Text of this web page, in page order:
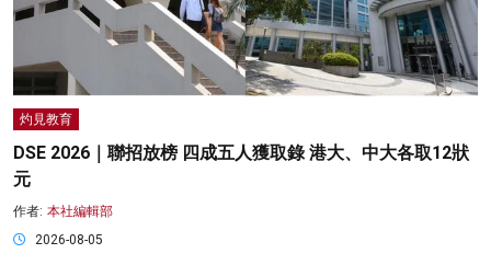
灼見教育
DSE 2026｜聯招放榜 四成五人獲取錄 港大、中大各取12狀
元
作者: 本社編輯部
2026-08-05